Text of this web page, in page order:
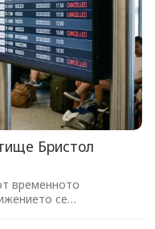
Бристол
временното
се